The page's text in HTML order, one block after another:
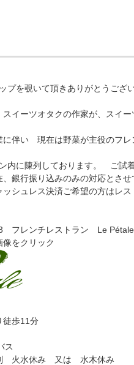
プを覗いて頂きありがとうござい
イーツオタクの作家が、スイ
伴い 現在は野菜が主役のフレ
内に陳列しております。 ご試
銀行振り込みのみの対応とさせ
シュレス決済ご希望の方はレス
3 フレンチレストラン Le
をクリック
歩11分
ス
火水休み 又は 水木休み